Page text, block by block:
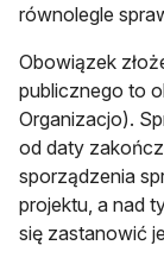
równolegle
Obowiązek
publicznego to
Organizacjo).
od daty
sporządzenia
projektu, a nad
się zastanowić